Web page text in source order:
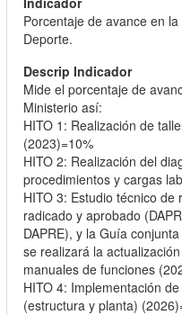
Porcentaje de avance en
Deporte.
Mide el porcentaje de
Ministerio así:
HITO 1: Realización de
(2023)=10%
HITO 2: Realización del
procedimientos y cargas
HITO 3: Estudio técnico
radicado y aprobado
DAPRE), y la Guía
se realizará la
manuales de funciones
HITO 4: Implementación
(estructura y planta)